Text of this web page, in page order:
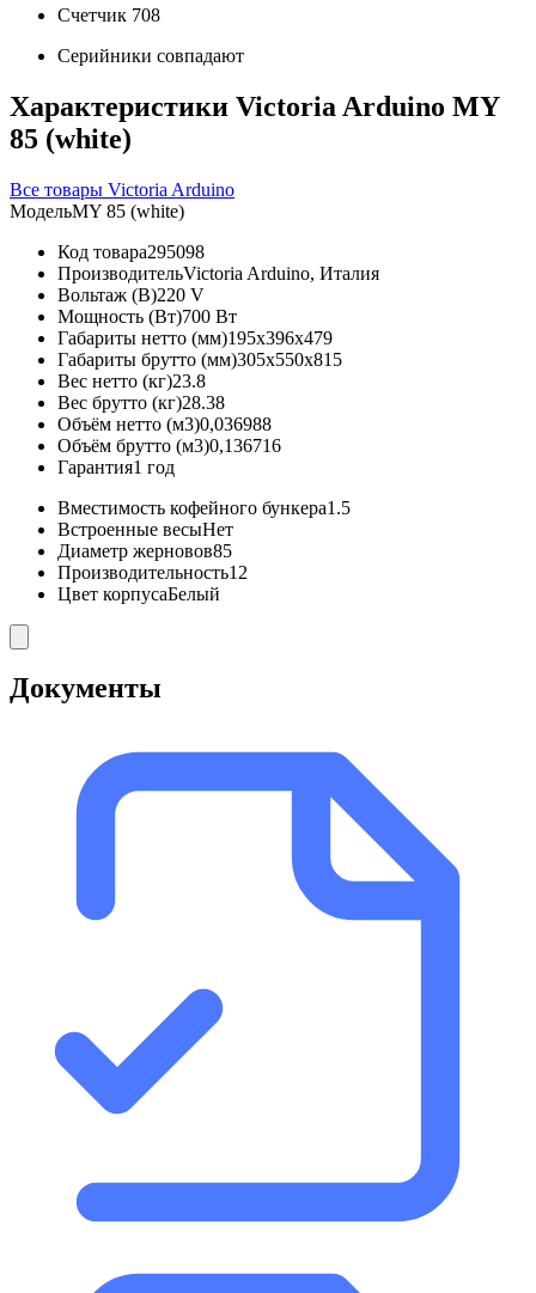
Счетчик 708
Серийники совпадают
Характеристики Victoria Arduino MY
85 (white)
Все товары Victoria Arduino
МодельMY 85 (white)
Код товара295098
ПроизводительVictoria Arduino, Италия
Вольтаж (В)220 V
Мощность (Вт)700 Вт
Габариты нетто (мм)195x396x479
Габариты брутто (мм)305x550x815
Вес нетто (кг)23.8
Вес брутто (кг)28.38
Объём нетто (м3)0,036988
Объём брутто (м3)0,136716
Гарантия1 год
Вместимость кофейного бункера1.5
Встроенные весыНет
Диаметр жерновов85
Производительность12
Цвет корпусаБелый
Документы